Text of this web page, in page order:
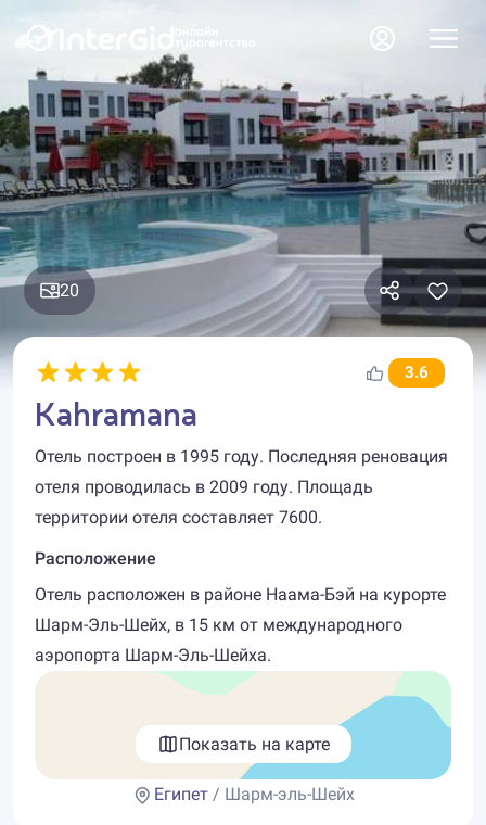
20
3.6
Kahramana
Отель построен в 1995 году. Последняя реновация
отеля проводилась в 2009 году. Площадь
территории отеля составляет 7600.
Расположение
Отель расположен в районе Наама-Бэй на курорте
Шарм-Эль-Шейх, в 15 км от международного
аэропорта Шарм-Эль-Шейха.
Показать на карте
Египет / Шарм-эль-Шейх